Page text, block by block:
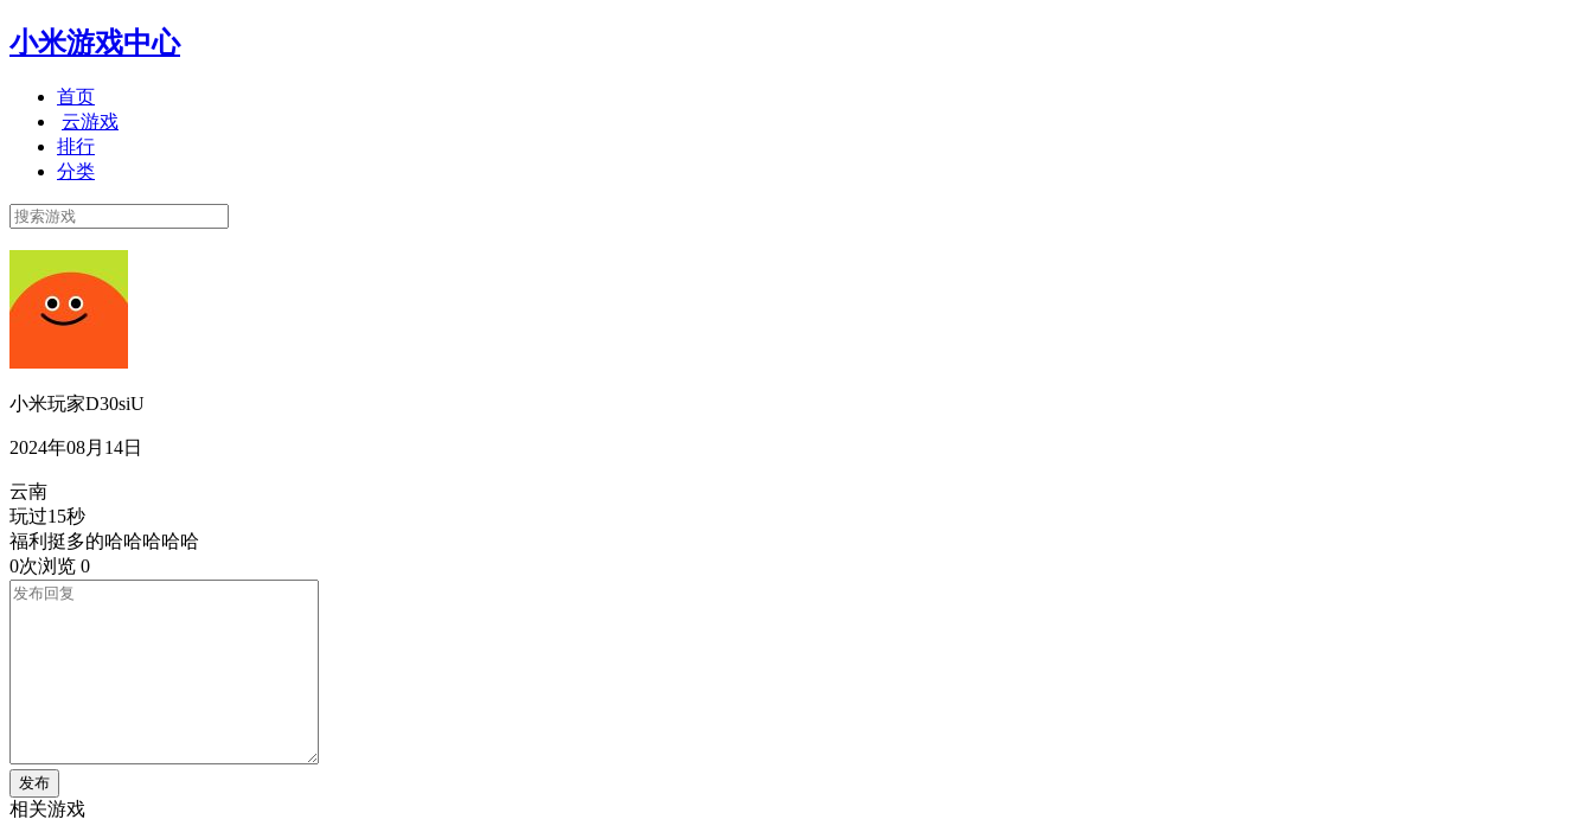
小米游戏中心
首页
云游戏
排行
分类
小米玩家D30siU
2024年08月14日
云南
玩过15秒
福利挺多的哈哈哈哈哈
0次浏览 0
发布
相关游戏